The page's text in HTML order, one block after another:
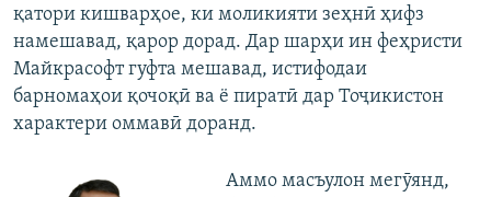
қатори кишварҳое, ки моликияти зеҳнӣ ҳифз
намешавад, қарор дорад. Дар шарҳи ин феҳристи
Майкрасофт гуфта мешавад, истифодаи
барномаҳои қочоқӣ ва ё пиратӣ дар Тоҷикистон
характери оммавӣ доранд.
Аммо масъулон мегӯянд,